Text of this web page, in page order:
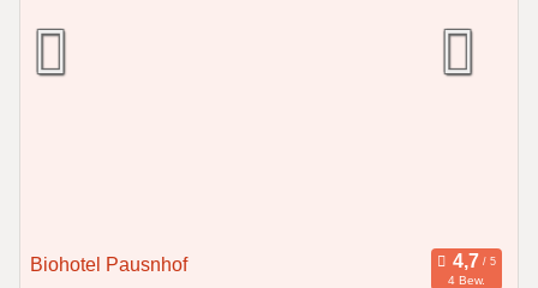
Biohotel Pausnhof
4 Bew.